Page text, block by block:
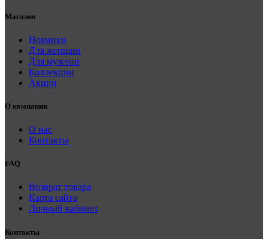
Магазин
Новинки
Для женщин
Для мужчин
Коллекции
Акции
О компании
О нас
Контакты
FAQ
Возврат товара
Карта сайта
Личный кабинет
Контакты